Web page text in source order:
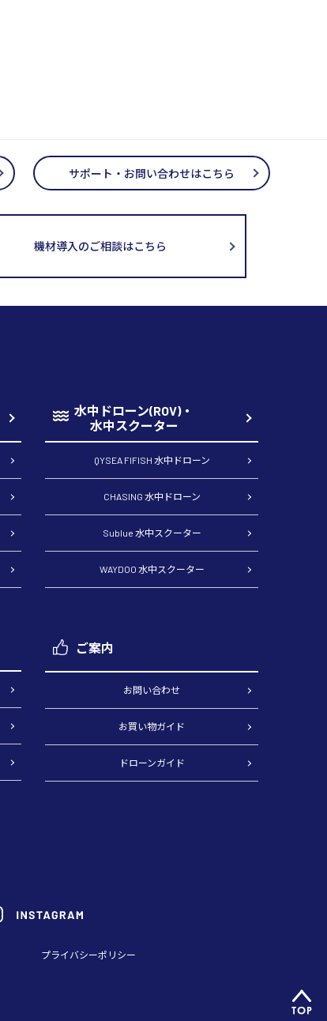
サポート・お問い合わせはこちら
機材導入のご相談はこちら
水中ドローン(ROV)・
水中スクーター
QYSEA FIFISH 水中ドローン
CHASING 水中ドローン
Sublue 水中スクーター
WAYDOO 水中スクーター
ご案内
お問い合わせ
お買い物ガイド
ドローンガイド
プライバシーポリシー